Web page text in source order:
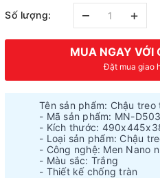
Số lượng: – +
MUA NGAY VỚI
Đặt mua giao
Tên sản phẩm: Chậu
- Mã sản phẩm: MN-D503
- Kích thước:
- Loại sản phẩm: Chậu
- Công nghệ: Men Nano
- Màu sắc: Trắng
- Thiết kế chống tràn